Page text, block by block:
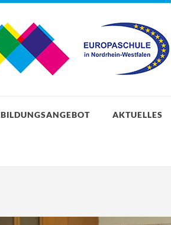
BILDUNGSANGEBOT AKTUELLES